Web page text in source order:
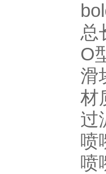
总
O
滑
材
过
喷
喷